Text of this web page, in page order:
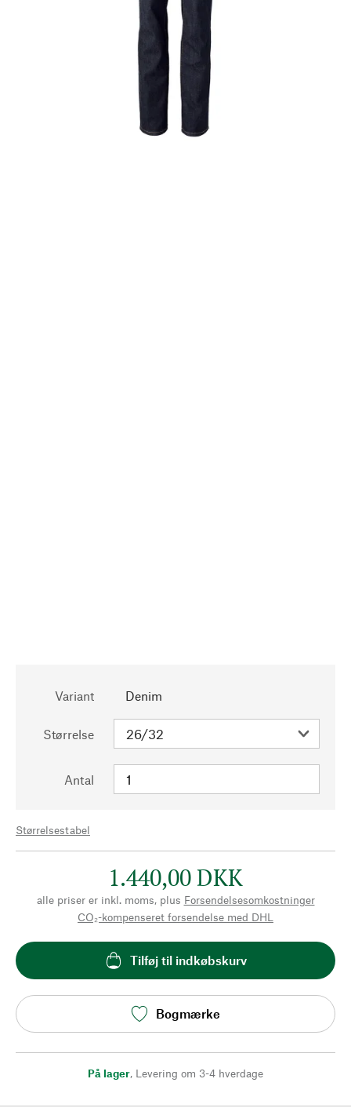
Variant Denim
Størrelse
Antal
Størrelsestabel
1.440,00 DKK
alle priser er inkl. moms, plus Forsendelsesomkostninger
CO₂-kompenseret forsendelse med DHL
Tilføj til indkøbskurv
Bogmærke
På lager, Levering om 3-4 hverdage